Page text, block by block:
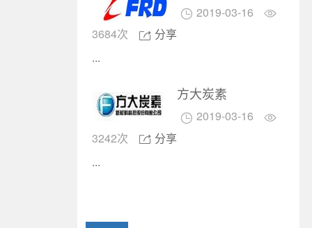
 2019-03-16 
3684次  分享
...
方大炭素
 2019-03-16 
3242次  分享
...